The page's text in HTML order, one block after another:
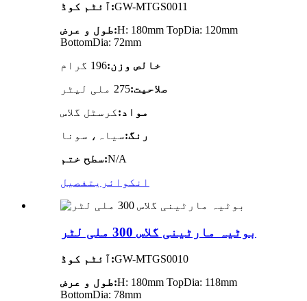
آئٹم کوڈ:GW-MTGS0011
طول و عرض:H: 180mm TopDia: 120mm
BottomDia: 72mm
خالص وزن:196 گرام
صلاحیت:275 ملی لیٹر
مواد:کرسٹل گلاس
رنگ:سیاہ، سونا
سطح ختم:N/A
انکوائری تفصیل
بوٹیہ مارٹینی گلاس 300 ملی لٹر
آئٹم کوڈ:GW-MTGS0010
طول و عرض:H: 180mm TopDia: 118mm
BottomDia: 78mm